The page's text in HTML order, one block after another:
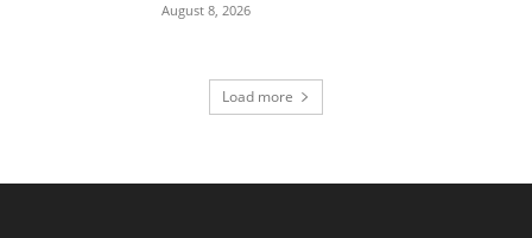
August 8, 2026
Load more